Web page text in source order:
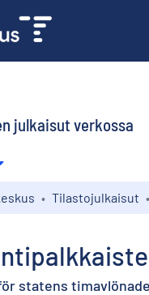
julkaisut verkossa
Tilastojulkaisut
för statens